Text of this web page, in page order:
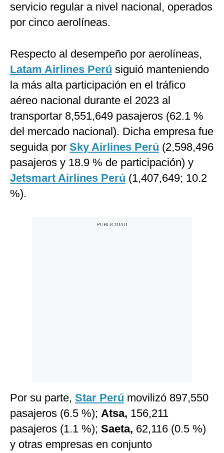
servicio regular a nivel nacional, operados
por cinco aerolíneas.
Respecto al desempeño por aerolíneas,
Latam Airlines Perú siguió manteniendo
la más alta participación en el tráfico
aéreo nacional durante el 2023 al
transportar 8,551,649 pasajeros (62.1 %
del mercado nacional). Dicha empresa fue
seguida por Sky Airlines Perú (2,598,496
pasajeros y 18.9 % de participación) y
Jetsmart Airlines Perú (1,407,649; 10.2
%).
Por su parte, Star Perú movilizó 897,550
pasajeros (6.5 %); Atsa, 156,211
pasajeros (1.1 %); Saeta, 62,116 (0.5 %)
y otras empresas en conjunto